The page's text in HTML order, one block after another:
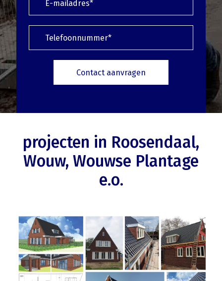
projecten in Roosendaal,
Wouw, Wouwse Plantage
e.o.